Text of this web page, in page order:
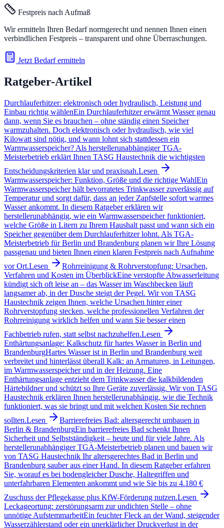
Festpreis nach Aufmaß
Wir ermitteln Ihren Bedarf normgerecht und nennen Ihnen einen
verbindlichen Festpreis – transparent und ohne Überraschungen.
Jetzt Bedarf ermitteln
Ratgeber-Artikel
Durchlauferhitzer: elektronisch oder hydraulisch, Leistung und
Einbau richtig wählenEin Durchlauferhitzer erwärmt Wasser genau
dann, wenn Sie es brauchen – ohne ständig einen Speicher
warmzuhalten. Doch elektronisch oder hydraulisch, wie viel
Kilowatt sind nötig, und wann lohnt sich stattdessen ein
Warmwasserspeicher? Als herstellerunabhängiger TGA-
Meisterbetrieb erklärt Ihnen TASG Haustechnik die wichtigsten
Entscheidungskriterien klar und praxisnah.Lesen
Warmwasserspeicher: Funktion, Größe und die richtige WahlEin
Warmwasserspeicher hält bevorratetes Trinkwasser zuverlässig auf
Temperatur und sorgt dafür, dass an jeder Zapfstelle sofort warmes
Wasser ankommt. In diesem Ratgeber erklären wir
herstellerunabhängig, wie ein Warmwasserspeicher funktioniert,
welche Größe in Litern zu Ihrem Haushalt passt und wann sich ein
Speicher gegenüber dem Durchlauferhitzer lohnt. Als TGA-
Meisterbetrieb für Berlin und Brandenburg planen wir Ihre Lösung
passgenau und bieten Ihnen einen klaren Festpreis nach Aufnahme
vor Ort.Lesen
Rohrreinigung & Rohrverstopfung: Ursachen,
Verfahren und Kosten im ÜberblickEine verstopfte Abwasserleitung
kündigt sich oft leise an – das Wasser im Waschbecken läuft
langsamer ab, in der Dusche steigt der Pegel. Wir von TASG
Haustechnik zeigen Ihnen, welche Ursachen hinter einer
Rohrverstopfung stecken, welche professionellen Verfahren der
Rohrreinigung wirklich helfen und wann Sie besser einen
Fachbetrieb rufen, statt selbst nachzuhelfen.Lesen
Enthärtungsanlage: Kalkschutz für hartes Wasser in Berlin und
BrandenburgHartes Wasser ist in Berlin und Brandenburg weit
verbreitet und hinterlässt überall Kalk: an Armaturen, in Leitungen,
im Warmwasserspeicher und in der Heizung. Eine
Enthärtungsanlage entzieht dem Trinkwasser die kalkbildenden
Härtebildner und schützt so Ihre Geräte zuverlässig. Wir von TASG
Haustechnik erklären Ihnen herstellerunabhängig, wie die Technik
funktioniert, was sie bringt und mit welchen Kosten Sie rechnen
sollten.Lesen
Barrierefreies Bad: altersgerecht umbauen in
Berlin & BrandenburgEin barrierefreies Bad schenkt Ihnen
Sicherheit und Selbstständigkeit – heute und für viele Jahre. Als
herstellerunabhängiger TGA-Meisterbetrieb planen und bauen wir
von TASG Haustechnik Ihr altersgerechtes Bad in Berlin und
Brandenburg sauber aus einer Hand. In diesem Ratgeber erfahren
Sie, worauf es bei bodengleicher Dusche, Haltegriffen und
unterfahrbaren Elementen ankommt und wie Sie bis zu 4.180 €
Zuschuss der Pflegekasse plus KfW-Förderung nutzen.Lesen
Leckageortung: zerstörungsarm zur undichten Stelle – ohne
unnötige AufstemmarbeitEin feuchter Fleck an der Wand, steigender
Wasserzählerstand oder ein unerklärlicher Druckverlust in der